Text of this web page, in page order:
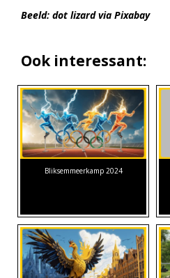
Beeld: dot lizard via Pixabay
Ook interessant:
Bliksemmeerkamp 2024